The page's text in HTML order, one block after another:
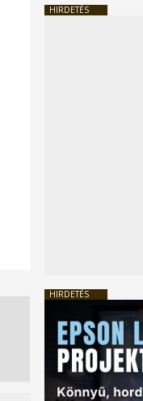
HIRDETÉS
HIRDETÉS